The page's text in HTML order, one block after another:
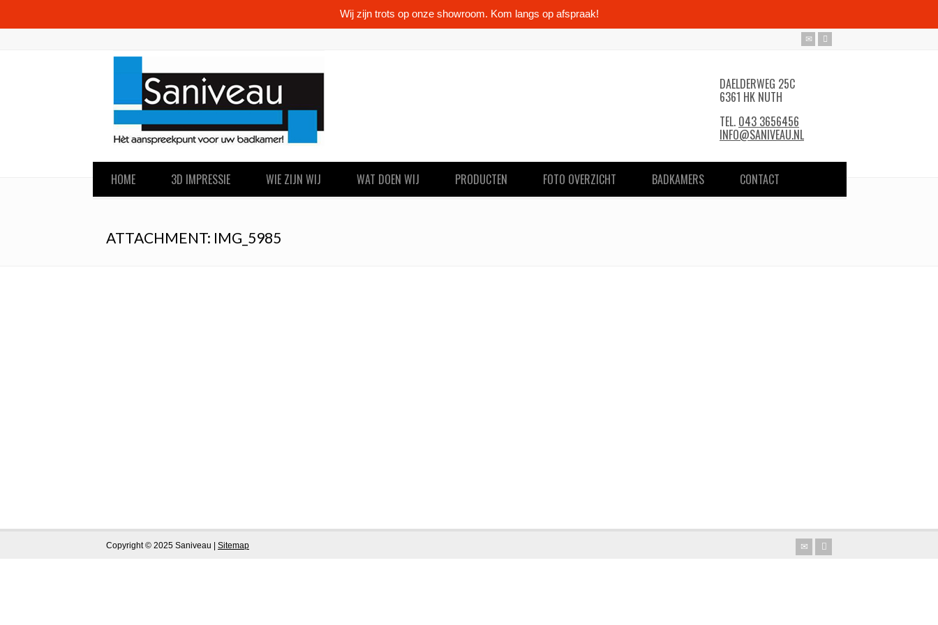
Wij zijn trots op onze showroom. Kom langs op afspraak!
DAELDERWEG 25C
6361 HK NUTH
TEL. 043 3656456
INFO@SANIVEAU.NL
HOME 3D IMPRESSIE WIE ZIJN WIJ WAT DOEN WIJ PRODUCTEN FOTO OVERZICHT BADKAMERS CONTACT
ATTACHMENT: IMG_5985
Copyright © 2025 Saniveau | Sitemap